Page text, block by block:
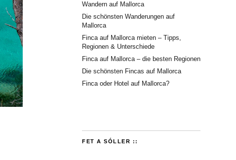
Wandern auf Mallorca
Die schönsten Wanderungen auf
Mallorca
Finca auf Mallorca mieten – Tipps,
Regionen & Unterschiede
Finca auf Mallorca – die besten Regionen
Die schönsten Fincas auf Mallorca
Finca oder Hotel auf Mallorca?
FET A SÓLLER ::